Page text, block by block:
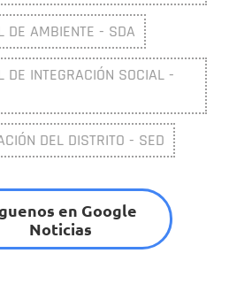
DE AMBIENTE - SDA
DE INTEGRACIÓN SOCIAL -
DEL DISTRITO - SED
en Google
Noticias